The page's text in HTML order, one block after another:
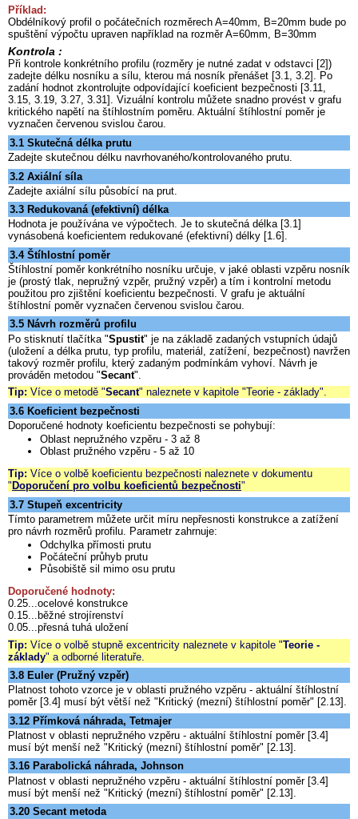
Příklad:
Obdélníkový profil o počátečních rozměrech A=40mm, B=20mm bude po
spuštění výpočtu upraven například na rozměr A=60mm, B=30mm
Kontrola :
Při kontrole konkrétního profilu (rozměry je nutné zadat v odstavci [2])
zadejte délku nosníku a sílu, kterou má nosník přenášet [3.1, 3.2]. Po
zadání hodnot zkontrolujte odpovídající koeficient bezpečnosti [3.11,
3.15, 3.19, 3.27, 3.31]. Vizuální kontrolu můžete snadno provést v grafu
kritického napětí na štíhlostním poměru. Aktuální štíhlostní poměr je
vyznačen červenou svislou čarou.
3.1 Skutečná délka prutu
Zadejte skutečnou délku navrhovaného/kontrolovaného prutu.
3.2 Axiální síla
Zadejte axiální sílu působící na prut.
3.3 Redukovaná (efektivní) délka
Hodnota je používána ve výpočtech. Je to skutečná délka [3.1]
vynásobená koeficientem redukované (efektivní) délky [1.6].
3.4 Štíhlostní poměr
Štíhlostní poměr konkrétního nosníku určuje, v jaké oblasti vzpěru nosník
je (prostý tlak, nepružný vzpěr, pružný vzpěr) a tím i kontrolní metodu
použitou pro zjištění koeficientu bezpečnosti. V grafu je aktuální
štíhlostní poměr vyznačen červenou svislou čarou.
3.5 Návrh rozměrů profilu
Po stisknutí tlačítka "Spustit" je na základě zadaných vstupních údajů
(uložení a délka prutu, typ profilu, materiál, zatížení, bezpečnost) navržen
takový rozměr profilu, který zadaným podmínkám vyhoví. Návrh je
prováděn metodou "Secant".
Tip: Více o metodě "Secant" naleznete v kapitole "Teorie - základy".
3.6 Koeficient bezpečnosti
Doporučené hodnoty koeficientu bezpečnosti se pohybují:
Oblast nepružného vzpěru - 3 až 8
Oblast pružného vzpěru - 5 až 10
Tip: Více o volbě koeficientu bezpečnosti naleznete v dokumentu
" Doporučení pro volbu koeficientů bezpečnosti"
3.7 Stupeň excentricity
Tímto parametrem můžete určit míru nepřesnosti konstrukce a zatížení
pro návrh rozměrů profilu. Parametr zahrnuje:
Odchylka přímosti prutu
Počáteční průhyb prutu
Působiště sil mimo osu prutu
Doporučené hodnoty:
0.25...ocelové konstrukce
0.15...běžné strojírenství
0.05...přesná tuhá uložení
Tip: Více o volbě stupně excentricity naleznete v kapitole "Teorie -
základy" a odborné literatuře.
3.8 Euler (Pružný vzpěr)
Platnost tohoto vzorce je v oblasti pružného vzpěru - aktuální štíhlostní
poměr [3.4] musí být větší než "Kritický (mezní) štíhlostní poměr" [2.13].
3.12 Přímková náhrada, Tetmajer
Platnost v oblasti nepružného vzpěru - aktuální štíhlostní poměr [3.4]
musí být menší než "Kritický (mezní) štíhlostní poměr" [2.13].
3.16 Parabolická náhrada, Johnson
Platnost v oblasti nepružného vzpěru - aktuální štíhlostní poměr [3.4]
musí být menší než "Kritický (mezní) štíhlostní poměr" [2.13].
3.20 Secant metoda